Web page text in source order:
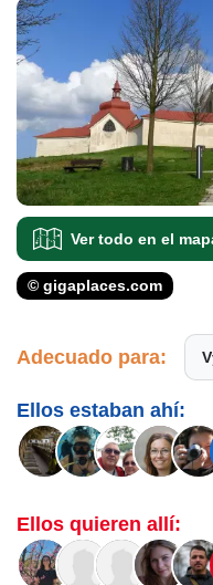
Ver todo en el
© gigaplaces.com
Adecuado para:
Ellos estaban ahí:
Ellos quieren allí: